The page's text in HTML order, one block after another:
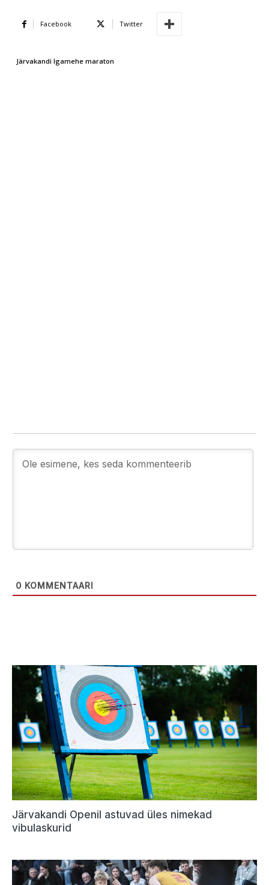
Facebook Twitter
Järvakandi Igamehe maraton
0 KOMMENTAARI
Järvakandi Openil astuvad üles nimekad
vibulaskurid